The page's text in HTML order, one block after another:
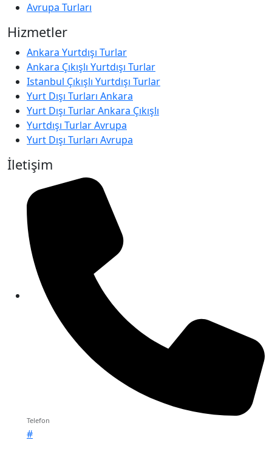
Avrupa Turları
Hizmetler
Ankara Yurtdışı Turlar
Ankara Çıkışlı Yurtdışı Turlar
Istanbul Çıkışlı Yurtdışı Turlar
Yurt Dışı Turları Ankara
Yurt Dışı Turlar Ankara Çıkışlı
Yurtdışı Turlar Avrupa
Yurt Dışı Turları Avrupa
İletişim
Telefon
#